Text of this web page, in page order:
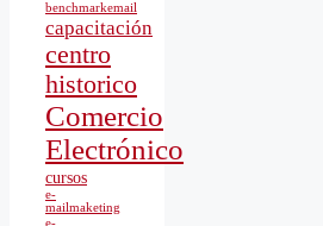
benchmarkemail
capacitación
centro
historico
Comercio
Electrónico
cursos
e-
mailmaketing
e-